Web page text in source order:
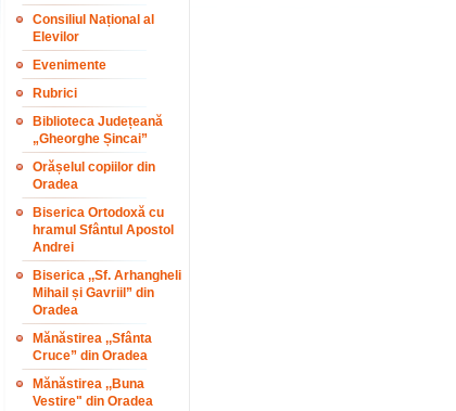
Consiliul Național al
Elevilor
Evenimente
Rubrici
Biblioteca Județeană
„Gheorghe Șincai”
Orășelul copiilor din
Oradea
Biserica Ortodoxă cu
hramul Sfântul Apostol
Andrei
Biserica ,,Sf. Arhangheli
Mihail și Gavriil” din
Oradea
Mănăstirea ,,Sfânta
Cruce” din Oradea
Mănăstirea ,,Buna
Vestire" din Oradea